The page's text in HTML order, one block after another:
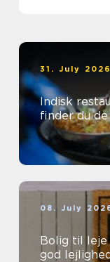
31. July 2026
Indisk
finder du
08. July
Bolig til leje
god